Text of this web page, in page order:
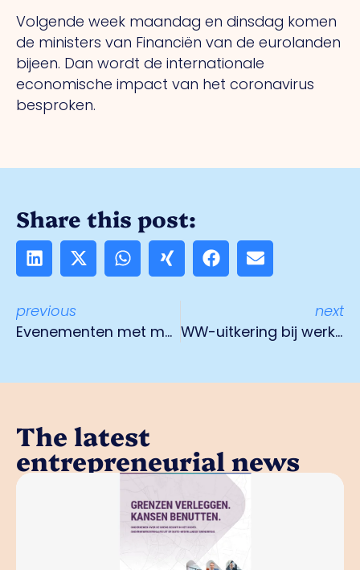
Volgende week maandag en dinsdag komen
de ministers van Financiën van de eurolanden
bijeen. Dan wordt de internationale
economische impact van het coronavirus
besproken.
Share this post:
previous
Evenementen met meer dan honderd personen worden afgelast
next
WW-uitkering bij werktijdverkorting
The latest
entrepreneurial news